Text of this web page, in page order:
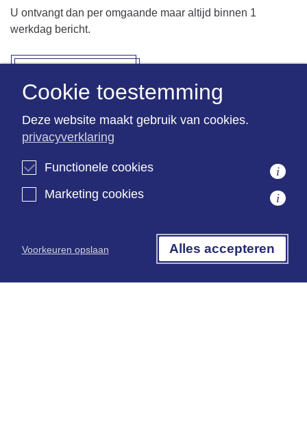
U ontvangt dan per omgaande maar altijd binnen 1
werkdag bericht.
Opleidingstraject
Cookie toestemming
Deze website maakt gebruik van cookies.
privacyverklaring
Functionele cookies
i
Marketing cookies
i
Voorkeuren opslaan Alles accepteren